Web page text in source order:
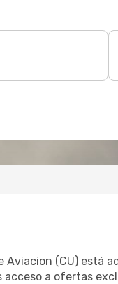
Aviacion (CU)
a ofertas